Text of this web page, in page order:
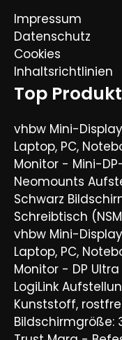
Impressum
Datenschutz
Cookies
Inhaltsrichtlinien
Top
vhbw Mini-
Laptop, PC,
Monitor - Mini-
Neomounts
Schwarz
Schreibtisch
vhbw Mini-
Laptop, PC,
Monitor - DP
LogiLink
Kunststoff,
Bildschirmgröße: